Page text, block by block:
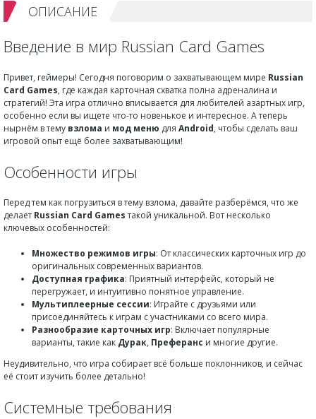
ОПИСАНИЕ
Введение в мир Russian Card Games
Привет, геймеры! Сегодня поговорим о захватывающем мире Russian
Card Games, где каждая карточная схватка полна адреналина и
стратегий! Эта игра отлично вписывается для любителей азартных игр,
особенно если вы ищете что-то новенькое и интересное. А теперь
нырнём в тему взлома и мод меню для Android, чтобы сделать ваш
игровой опыт ещё более захватывающим!
Особенности игры
Перед тем как погрузиться в тему взлома, давайте разберёмся, что же
делает Russian Card Gamesтакой уникальной. Вот несколько
ключевых особенностей:
Множество режимов игры: От классических карточных игр до
оригинальных современных вариантов.
Доступная графика: Приятный интерфейс, который не
перегружает, и интуитивно понятное управление.
Мультиплеерные сессии: Играйте с друзьями или
присоединяйтесь к играм с участниками со всего мира.
Разнообразие карточных игр: Включает популярные
варианты, такие как Дурак, Преферанс и многие другие.
Неудивительно, что игра собирает всё больше поклонников, и сейчас
её стоит изучить более детально!
Системные требования